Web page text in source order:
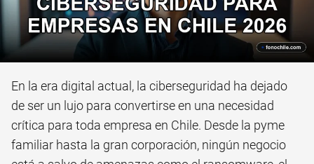
En la era digital actual, la ciberseguridad ha dejado
de ser un lujo para convertirse en una necesidad
crítica para toda empresa en Chile. Desde la pyme
familiar hasta la gran corporación, ningún negocio